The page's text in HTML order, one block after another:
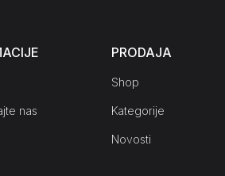
nas
PRODAJA
Shop
Kategorije
Novosti